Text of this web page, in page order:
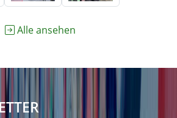
Alle ansehen